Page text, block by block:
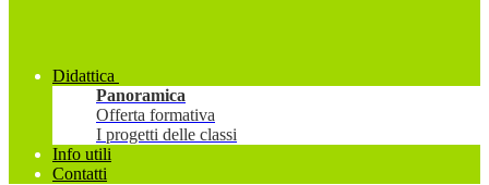
Didattica
Panoramica
Offerta formativa
I progetti delle classi
Info utili
Contatti